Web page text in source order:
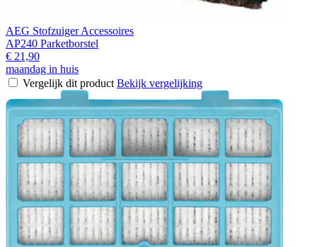
AEG Stofzuiger Accessoires
AP240 Parketborstel
€ 21,90
maandag in huis
Vergelijk dit product Bekijk vergelijking